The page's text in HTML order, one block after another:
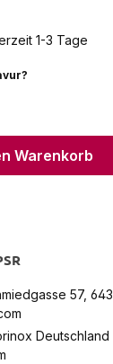
1-3 Tage
auswählen
Warenkorb
57,
Deutschland